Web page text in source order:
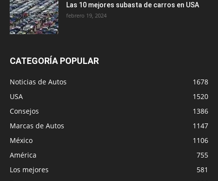
Las 10 mejores subasta de carros en USA
febrero 19, 2024
CATEGORÍA POPULAR
Noticias de Autos
1678
USA
1520
Consejos
1386
Marcas de Autos
1147
México
1106
América
755
Los mejores
581